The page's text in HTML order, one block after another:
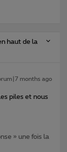
haut de la
months ago
piles et nous
» une fois la